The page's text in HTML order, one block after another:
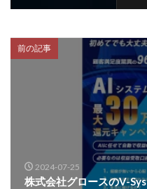
前の記事
2024-07-25
株式会社グロースのV-